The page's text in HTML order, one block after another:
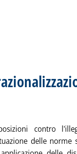
contro
delle norme